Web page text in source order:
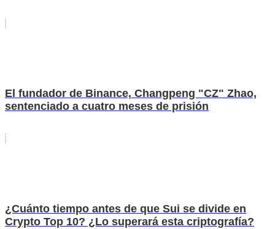
El fundador de Binance, Changpeng "CZ" Zhao,
sentenciado a cuatro meses de prisión
¿Cuánto tiempo antes de que Sui se divide en
Crypto Top 10? ¿Lo superará esta criptografía?